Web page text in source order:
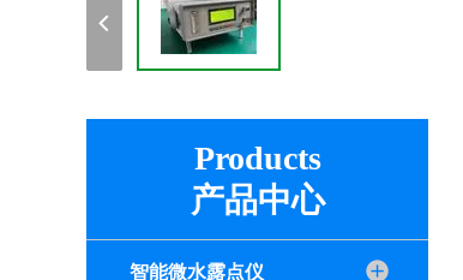
Products
产品中心
智能微水露点仪